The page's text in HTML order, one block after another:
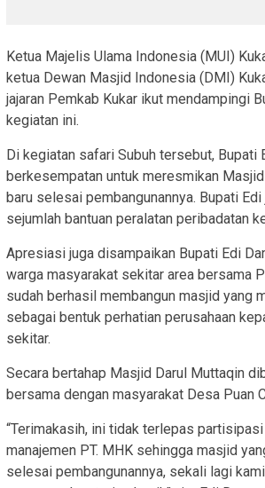
Ketua Majelis Ulama Indonesia (MUI)
ketua Dewan Masjid Indonesia (DMI)
jajaran Pemkab Kukar ikut mendampingi
kegiatan ini.
Di kegiatan safari Subuh tersebut, Bupati
berkesempatan untuk meresmikan
baru selesai pembangunannya. Bupati
sejumlah bantuan peralatan peribadatan
Apresiasi juga disampaikan Bupati Edi
warga masyarakat sekitar area bersama
sudah berhasil membangun masjid yang
sebagai bentuk perhatian perusahaan
sekitar.
Secara bertahap Masjid Darul Muttaqin
bersama dengan masyarakat Desa Puan
“Terimakasih, ini tidak terlepas
manajemen PT. MHK sehingga masjid
selesai pembangunannya, sekali lagi